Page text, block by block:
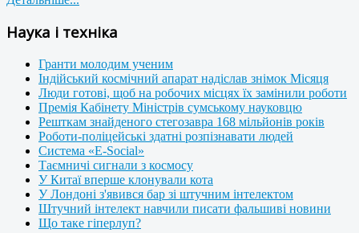
Наука і техніка
Гранти молодим ученим
Індійський космічний апарат надіслав знімок Місяця
Люди готові, щоб на робочих місцях їх замінили роботи
Премія Кабінету Міністрів сумському науковцю
Решткам знайденого стегозавра 168 мільйонів років
Роботи-поліцейські здатні розпізнавати людей
Система «E-Social»
Таємничі сигнали з космосу
У Китаї вперше клонували кота
У Лондоні з'явився бар зі штучним інтелектом
Штучний інтелект навчили писати фальшиві новини
Що таке гіперлуп?